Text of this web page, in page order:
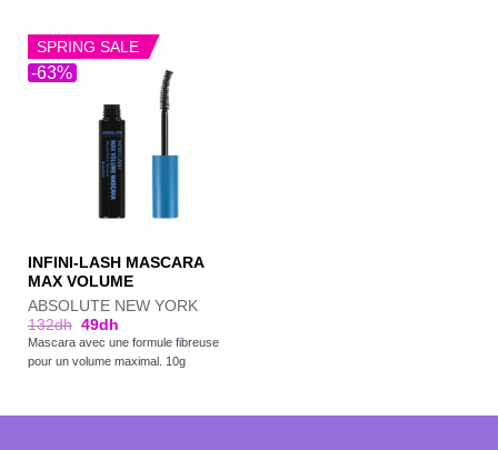
-63%
SPRING SALE
INFINI-LASH MASCARA
MAX VOLUME
ABSOLUTE NEW YORK
132dh 49dh
Mascara avec une formule fibreuse
pour un volume maximal. 10g